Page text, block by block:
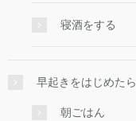
寝酒をする
早起きをはじめたら
朝ごはん